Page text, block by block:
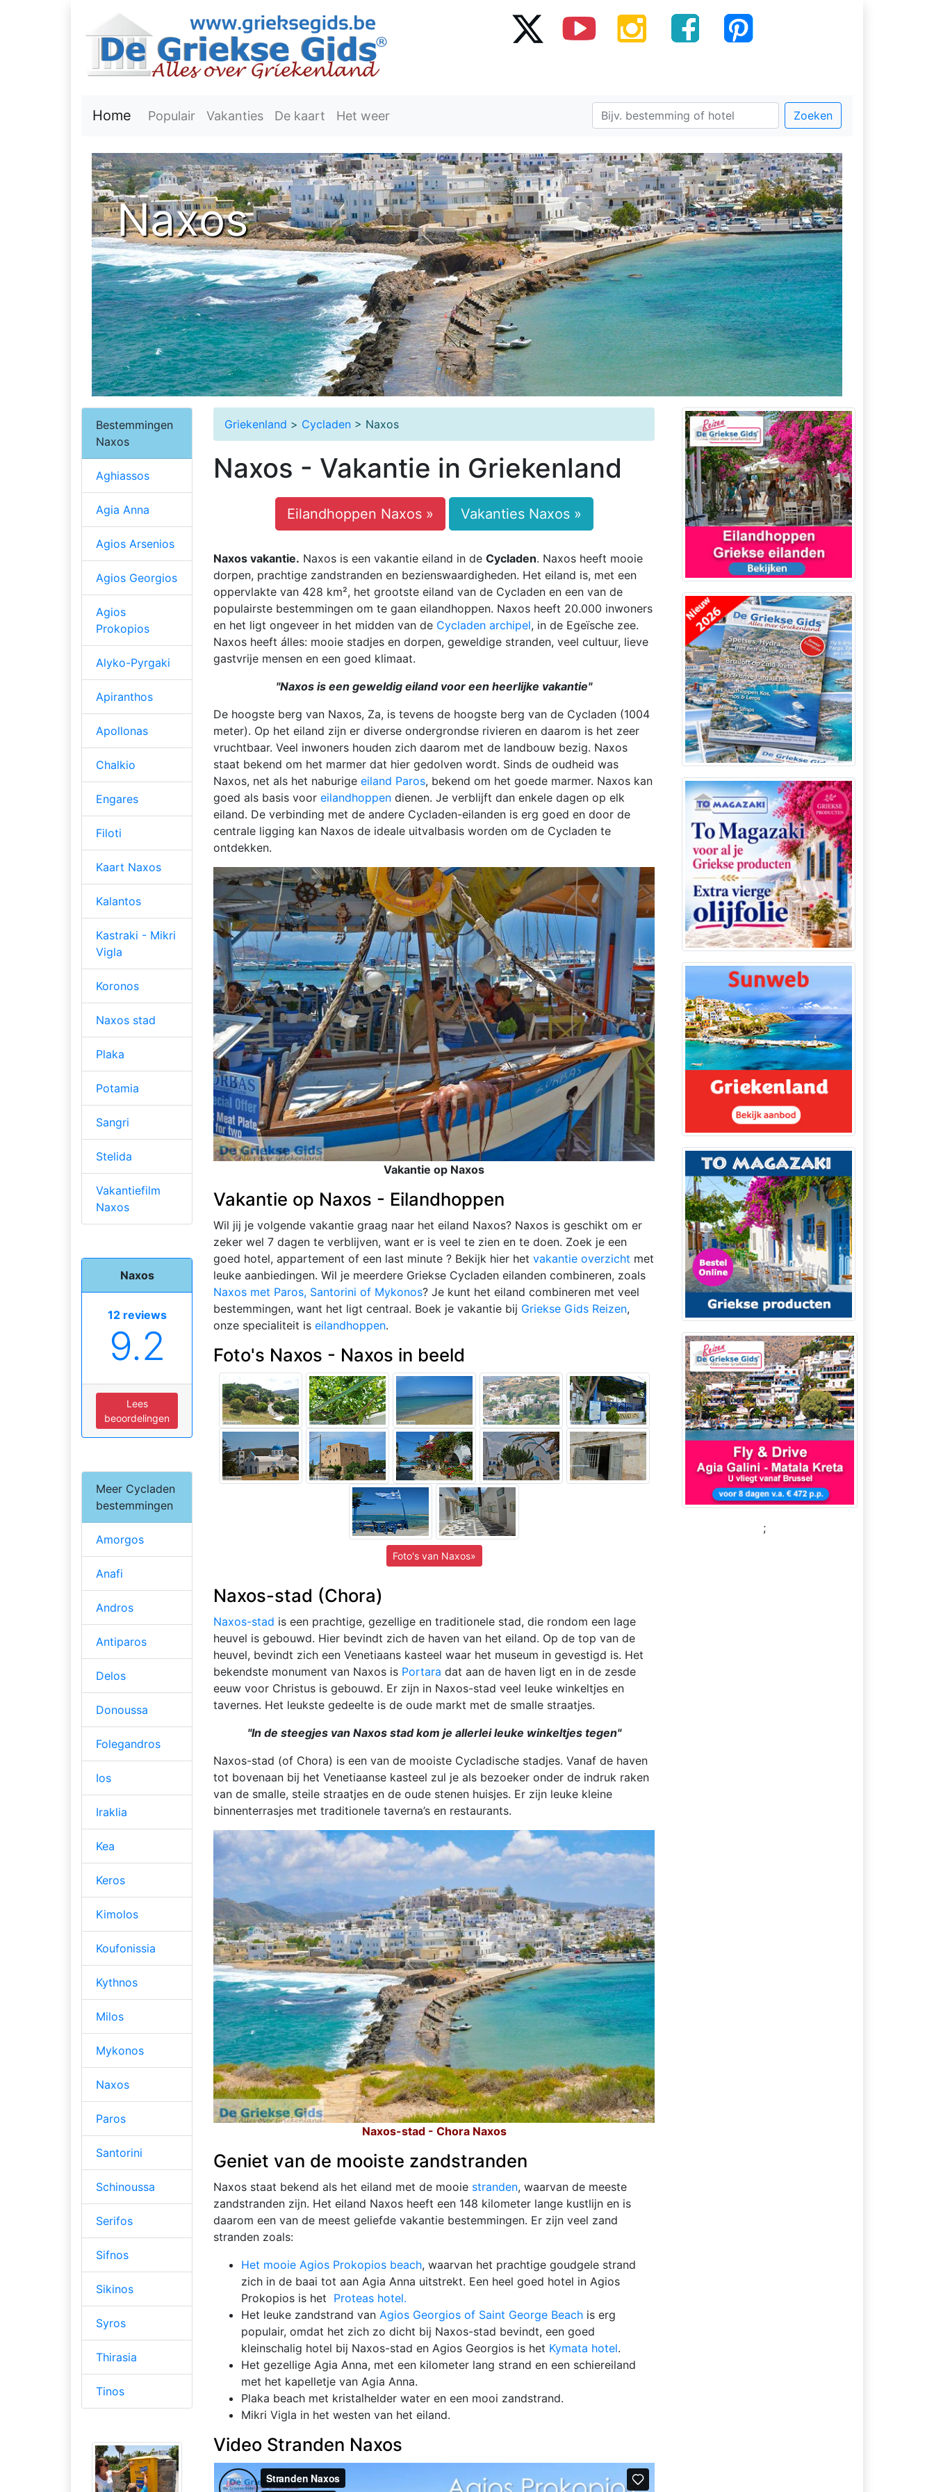
Home Populair Vakanties De kaart Het weer Zoeken
Naxos
Griekenland > Cycladen > Naxos
Naxos - Vakantie in Griekenland
Eilandhoppen Naxos » Vakanties Naxos »
Naxos vakantie. Naxos is een vakantie eiland in de Cycladen. Naxos heeft mooie
dorpen, prachtige zandstranden en bezienswaardigheden. Het eiland is, met een
oppervlakte van 428 km², het grootste eiland van de Cycladen en een van de
populairste bestemmingen om te gaan eilandhoppen. Naxos heeft 20.000 inwoners
en het ligt ongeveer in het midden van de Cycladen archipel, in de Egeïsche zee.
Naxos heeft álles: mooie stadjes en dorpen, geweldige stranden, veel cultuur, lieve
gastvrije mensen en een goed klimaat.
"Naxos is een geweldig eiland voor een heerlijke vakantie"
De hoogste berg van Naxos, Za, is tevens de hoogste berg van de Cycladen (1004
meter). Op het eiland zijn er diverse ondergrondse rivieren en daarom is het zeer
vruchtbaar. Veel inwoners houden zich daarom met de landbouw bezig. Naxos
staat bekend om het marmer dat hier gedolven wordt. Sinds de oudheid was
Naxos, net als het naburige eiland Paros, bekend om het goede marmer. Naxos kan
goed als basis voor eilandhoppen dienen. Je verblijft dan enkele dagen op elk
eiland. De verbinding met de andere Cycladen-eilanden is erg goed en door de
centrale ligging kan Naxos de ideale uitvalbasis worden om de Cycladen te
ontdekken.
Vakantie op Naxos
Vakantie op Naxos - Eilandhoppen
Wil jij je volgende vakantie graag naar het eiland Naxos? Naxos is geschikt om er
zeker wel 7 dagen te verblijven, want er is veel te zien en te doen. Zoek je een
goed hotel, appartement of een last minute ? Bekijk hier het vakantie overzicht met
leuke aanbiedingen. Wil je meerdere Griekse Cycladen eilanden combineren, zoals
Naxos met Paros, Santorini of Mykonos? Je kunt het eiland combineren met veel
bestemmingen, want het ligt centraal. Boek je vakantie bij Griekse Gids Reizen,
onze specialiteit is eilandhoppen.
Foto's Naxos - Naxos in beeld
Foto's van Naxos»
Naxos-stad (Chora)
Naxos-stad is een prachtige, gezellige en traditionele stad, die rondom een lage
heuvel is gebouwd. Hier bevindt zich de haven van het eiland. Op de top van de
heuvel, bevindt zich een Venetiaans kasteel waar het museum in gevestigd is. Het
bekendste monument van Naxos is Portara dat aan de haven ligt en in de zesde
eeuw voor Christus is gebouwd. Er zijn in Naxos-stad veel leuke winkeltjes en
tavernes. Het leukste gedeelte is de oude markt met de smalle straatjes.
"In de steegjes van Naxos stad kom je allerlei leuke winkeltjes tegen"
Naxos-stad (of Chora) is een van de mooiste Cycladische stadjes. Vanaf de haven
tot bovenaan bij het Venetiaanse kasteel zul je als bezoeker onder de indruk raken
van de smalle, steile straatjes en de oude stenen huisjes. Er zijn leuke kleine
binnenterrasjes met traditionele taverna’s en restaurants.
Naxos-stad - Chora Naxos
Geniet van de mooiste zandstranden
Naxos staat bekend als het eiland met de mooie stranden, waarvan de meeste
zandstranden zijn. Het eiland Naxos heeft een 148 kilometer lange kustlijn en is
daarom een van de meest geliefde vakantie bestemmingen. Er zijn veel zand
stranden zoals:
Het mooie Agios Prokopios beach, waarvan het prachtige goudgele strand
zich in de baai tot aan Agia Anna uitstrekt. Een heel goed hotel in Agios
Prokopios is het Proteas hotel.
Het leuke zandstrand van Agios Georgios of Saint George Beach is erg
populair, omdat het zich zo dicht bij Naxos-stad bevindt, een goed
kleinschalig hotel bij Naxos-stad en Agios Georgios is het Kymata hotel.
Het gezellige Agia Anna, met een kilometer lang strand en een schiereiland
met het kapelletje van Agia Anna.
Plaka beach met kristalhelder water en een mooi zandstrand.
Mikri Vigla in het westen van het eiland.
Video Stranden Naxos
Bestemmingen
Naxos
Aghiassos
Agia Anna
Agios Arsenios
Agios Georgios
Agios
Prokopios
Alyko-Pyrgaki
Apiranthos
Apollonas
Chalkio
Engares
Filoti
Kaart Naxos
Kalantos
Kastraki - Mikri
Vigla
Koronos
Naxos stad
Plaka
Potamia
Sangri
Stelida
Vakantiefilm
Naxos
Naxos
12 reviews
9.2
Lees
beoordelingen
Meer Cycladen
bestemmingen
Amorgos
Anafi
Andros
Antiparos
Delos
Donoussa
Folegandros
Ios
Iraklia
Kea
Keros
Kimolos
Koufonissia
Kythnos
Milos
Mykonos
Naxos
Paros
Santorini
Schinoussa
Serifos
Sifnos
Sikinos
Syros
Thirasia
Tinos
;